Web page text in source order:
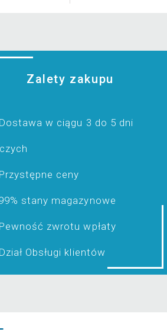
Zalety zakupu
Dostawa w ciągu 3 do 5 dni
Przystępne ceny
stany magazynowe
Pewność zwrotu wpłaty
Dział Obsługi klientów